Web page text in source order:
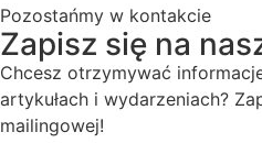
Pozostańmy w kontakcie
Zapisz się na
Chcesz otrzymywać
artykułach i wydarzeniach?
mailingowej!